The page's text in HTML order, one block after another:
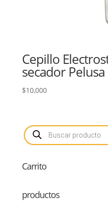
Cepillo
secador
$10,000
Búsqueda
de
productos
Carrito
productos